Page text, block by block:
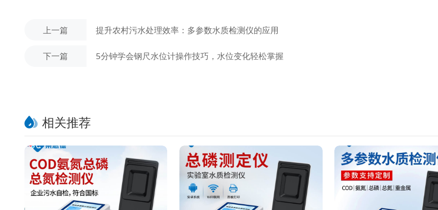
上一篇 提升农村污水处理效率：多参数水质检测仪的应用
下一篇 5分钟学会钢尺水位计操作技巧，水位变化轻松掌握
相关推荐